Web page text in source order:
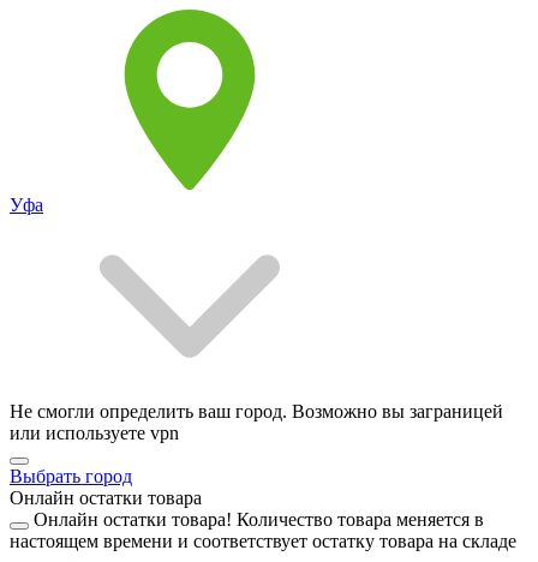
Уфа
Не смогли определить ваш город. Возможно вы заграницей
или используете vpn
Выбрать город
Онлайн остатки товара
Онлайн остатки товара! Количество товара меняется в
настоящем времени и соответствует остатку товара на складе